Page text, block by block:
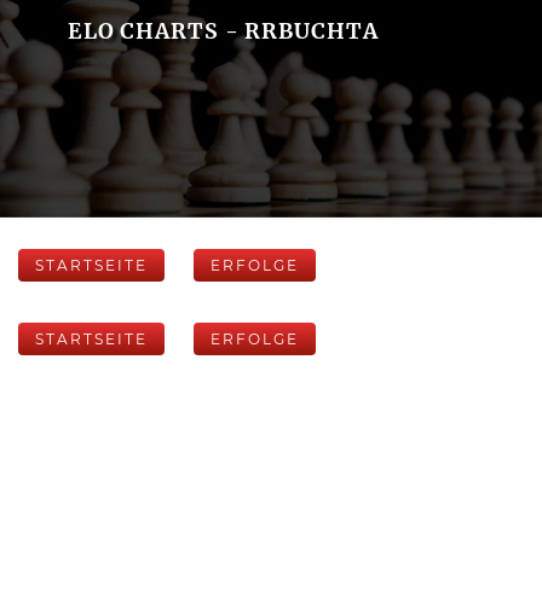
ELO CHARTS - RRBUCHTA
STARTSEITE ERFOLGE
STARTSEITE ERFOLGE